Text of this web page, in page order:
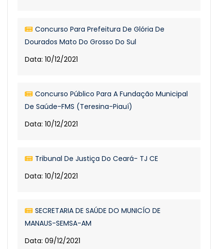
Concurso Para Prefeitura De Glória De
Dourados Mato Do Grosso Do Sul
Data: 10/12/2021
Concurso Público Para A Fundação Municipal
De Saúde-FMS (Teresina-Piauí)
Data: 10/12/2021
Tribunal De Justiça Do Ceará- TJ CE
Data: 10/12/2021
SECRETARIA DE SAÚDE DO MUNICÍO DE
MANAUS-SEMSA-AM
Data: 09/12/2021